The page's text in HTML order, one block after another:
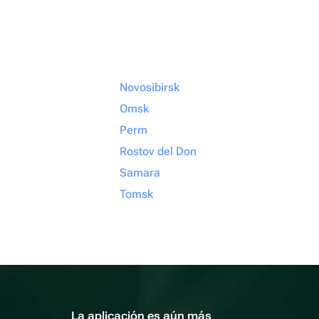
Novosibirsk
Omsk
Perm
Rostov del Don
Samara
Tomsk
La aplicación es aún más